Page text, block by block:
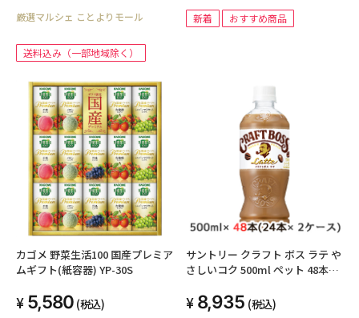
厳選マルシェ ことよりモール
送料込み（一部地域除く）
新着 おすすめ商品
カゴメ 野菜生活100 国産プレミア
ムギフト(紙容器) YP-30S
5,580 (税込)
サントリー クラフト ボス ラテ や
さしいコク 500ml ペット 48本
48217
8,935 (税込)